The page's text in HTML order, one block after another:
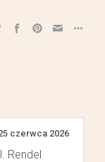
czerwca 2026
Rendel